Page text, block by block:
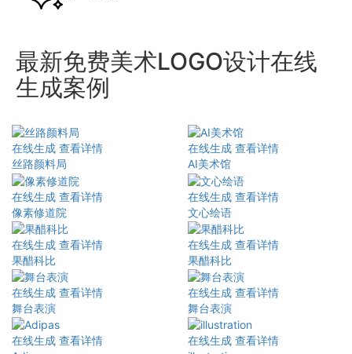
最新免费美术LOGO设计在线
生成案例
在线生成 查看详情
丝路颜料局
在线生成 查看详情
AI美术馆
在线生成 查看详情
像素修道院
在线生成 查看详情
文心绘语
在线生成 查看详情
果醋科比
在线生成 查看详情
果醋科比
在线生成 查看详情
舞台表演
在线生成 查看详情
舞台表演
在线生成 查看详情
在线生成 查看详情